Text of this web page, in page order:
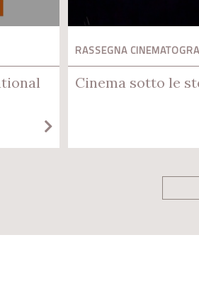
RASSEGNA
Cinema sotto le